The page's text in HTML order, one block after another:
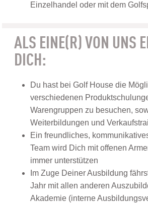
Einzelhandel oder mit dem
ALS EINE(R) VON UNS
DICH:
Du hast bei Golf House die
verschiedenen
Warengruppen zu besuchen,
Weiterbildungen und
Ein freundliches,
Team wird Dich mit offenen
immer unterstützen
Im Zuge Deiner Ausbildung
Jahr mit allen anderen
Akademie (interne